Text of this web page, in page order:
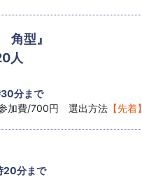
角型』
人
分まで
加費/700円 選出方法 【先着】
20分まで